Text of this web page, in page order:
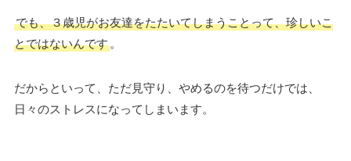
でも、３歳児がお友達をたたいてしまうことって、珍しいこ
とではないんです。
だからといって、ただ見守り、やめるのを待つだけでは、
日々のストレスになってしまいます。